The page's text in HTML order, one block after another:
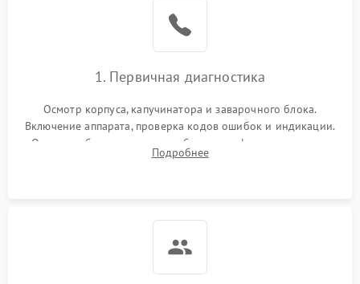
1. Первичная диагностика
Осмотр корпуса, капучинатора и заварочного блока.
Включение аппарата, проверка кодов ошибок и индикации.
Оценка работы помпы, термоблока и кофемолки на слух.
Измерение температуры и давления воды для выявления
Подробнее